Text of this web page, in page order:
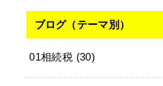
ブログ（テーマ別）
01相続税 (30)